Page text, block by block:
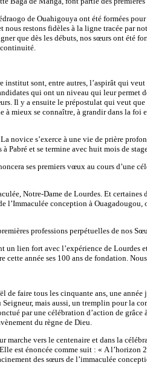
de Ouahigouya ont été formées
restons fidèles à la ligne tracée par
que dès les débuts, nos sœurs ont été
institut sont, entre autres, l’aspirât qui
qui ont un niveau qui leur
Il y a ensuite le prépostulat qui veut
mieux se connaître, à grandir dans la foi
s’exerce à une vie de prière
Pabré et se termine avec huit mois de
ses premiers vœux au cours d’une
Notre-Dame de Lourdes. Et
l’Immaculée conception à
professions perpétuelles de nos
lien fort avec l’expérience de
année ses 100 ans de fondation.
de faire tous les cinquante ans, une
mais aussi, un tremplin pour
par une célébration d’action de
du règne de Dieu.
marche vers le centenaire et dans la
est énoncée comme suit : « A
des sœurs de l’immaculée